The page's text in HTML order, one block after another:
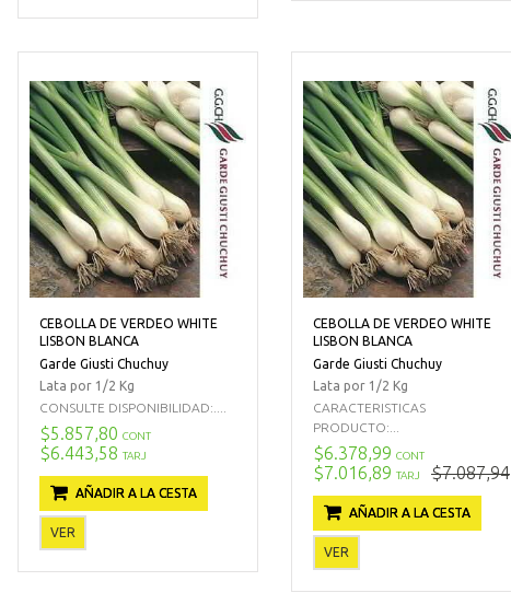
CEBOLLA DE VERDEO WHITE
LISBON BLANCA
Garde Giusti Chuchuy
Lata por 1/2 Kg
CONSULTE DISPONIBILIDAD:....
$5.857,80 CONT
$6.443,58 TARJ
AÑADIR A LA CESTA
VER
CEBOLLA DE VERDEO WHITE
LISBON BLANCA
Garde Giusti Chuchuy
Lata por 1/2 Kg
CARACTERISTICAS
PRODUCTO:...
$6.378,99 CONT
$7.016,89 TARJ $7.087,94
AÑADIR A LA CESTA
VER